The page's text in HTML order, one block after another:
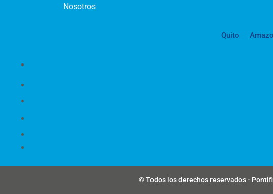
Nosotros
Quito
© Todos los derechos reservados -